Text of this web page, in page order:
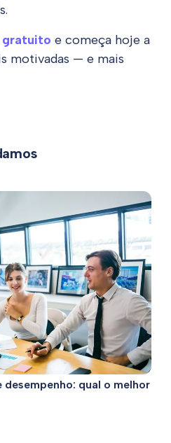
e começa hoje a
motivadas — e mais
qual o melhor